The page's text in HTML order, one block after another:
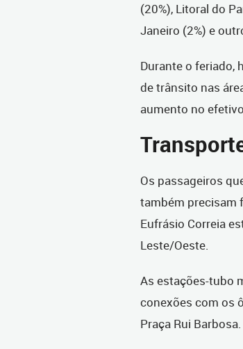
(20%), Litoral do
Janeiro (2%) e
Durante o feriado,
de trânsito nas
aumento no
Os passageiros
também precisam
Eufrásio Correia
Leste/Oeste.
As estações-tubo
conexões com os
Praça Rui Barbosa.